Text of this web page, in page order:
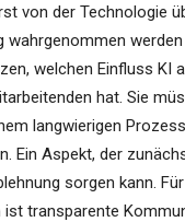
von der Technologie
wahrgenommen
welchen Einfluss KI
hat. Sie
langwierigen
Ein Aspekt, der
sorgen kann.
transparente